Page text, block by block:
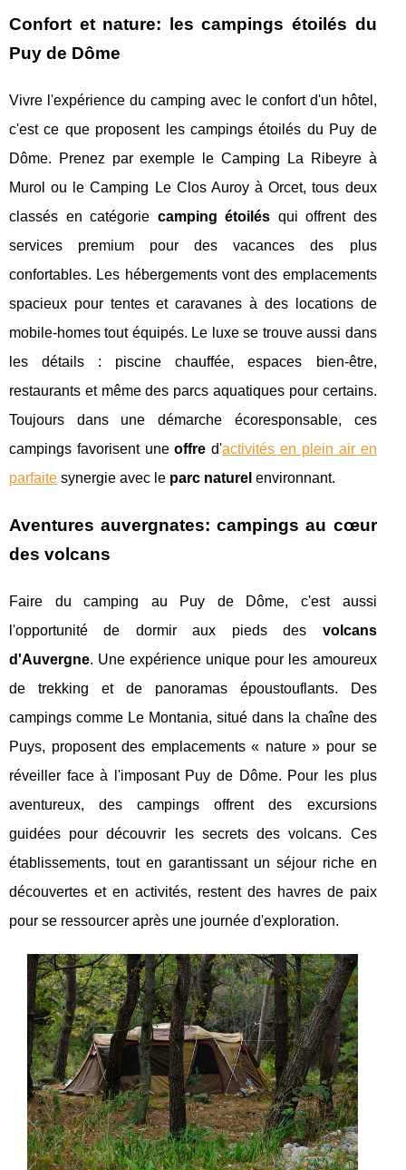
Confort et nature: les campings étoilés du
Puy de Dôme
Vivre l'expérience du camping avec le confort d'un hôtel,
c'est ce que proposent les campings étoilés du Puy de
Dôme. Prenez par exemple le Camping La Ribeyre à
Murol ou le Camping Le Clos Auroy à Orcet, tous deux
classés en catégorie camping étoilés qui offrent des
services premium pour des vacances des plus
confortables. Les hébergements vont des emplacements
spacieux pour tentes et caravanes à des locations de
mobile-homes tout équipés. Le luxe se trouve aussi dans
les détails : piscine chauffée, espaces bien-être,
restaurants et même des parcs aquatiques pour certains.
Toujours dans une démarche écoresponsable, ces
campings favorisent uneoffre d'activités en plein air en
parfaite synergie avec le parc naturel environnant.
Aventures auvergnates: campings au cœur
des volcans
Faire du camping au Puy de Dôme, c'est aussi
l'opportunité de dormir aux pieds des volcans
d'Auvergne. Une expérience unique pour les amoureux
de trekking et de panoramas époustouflants. Des
campings comme Le Montania, situé dans la chaîne des
Puys, proposent des emplacements « nature » pour se
réveiller face à l'imposant Puy de Dôme. Pour les plus
aventureux, des campings offrent des excursions
guidées pour découvrir les secrets des volcans. Ces
établissements, tout en garantissant un séjour riche en
découvertes et en activités, restent des havres de paix
pour se ressourcer après une journée d'exploration.